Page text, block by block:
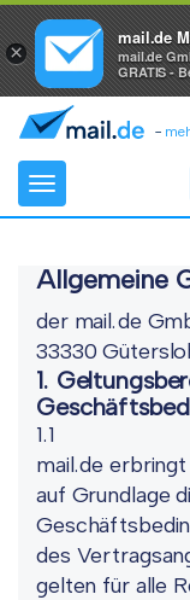
-
Toggle
navigation
Allgemeine
der mail.de
33330
1.
1.1
mail.de
auf Grundlage
des
gelten für alle
×
mail.de
mail.de
GRATIS -